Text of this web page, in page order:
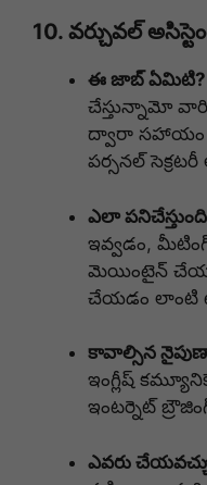
10. వర్చువల్
ఈ జాబ్ ఏమిటి?
చేస్తున్నామో
ద్వారా సహాయం
పర్సనల్
ఎలా
ఇవ్వడం,
మెయింటైన్
చేయడం లాంటి
కావాల్సిన
ఇంగ్లీష్
ఇంటర్నెట్
ఎవరు